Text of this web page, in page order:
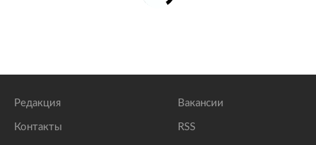
Редакция
Контакты
Вакансии
RSS